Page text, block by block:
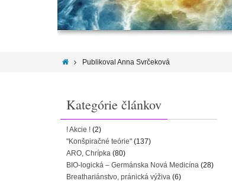
Publikoval Anna Svrčeková
Kategórie článkov
! Akcie ! (2)
"Konšpiračné teórie" (137)
ARO, Chrípka (80)
BIO-logická – Germánska Nová Medicína (28)
Breathariánstvo, pránická výživa (6)